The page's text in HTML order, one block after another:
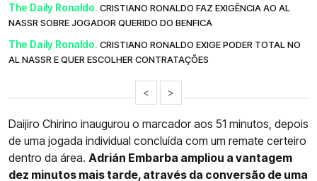
The Daily Ronaldo. CRISTIANO RONALDO FAZ EXIGÊNCIA AO AL
NASSR SOBRE JOGADOR QUERIDO DO BENFICA
The Daily Ronaldo. CRISTIANO RONALDO EXIGE PODER TOTAL NO
AL NASSR E QUER ESCOLHER CONTRATAÇÕES
< >
Daijiro Chirino inaugurou o marcador aos 51 minutos, depois
de uma jogada individual concluída com um remate certeiro
dentro da área. Adrián Embarba ampliou a vantagem
dez minutos mais tarde, através da conversão de uma